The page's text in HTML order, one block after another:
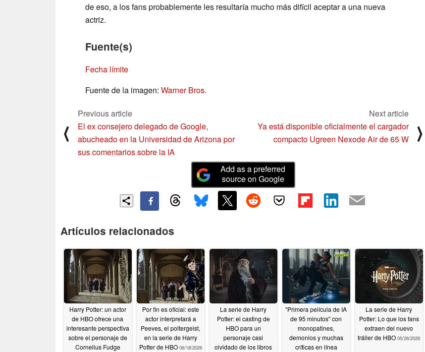
de eso, a los fans probablemente les resultaría mucho más difícil aceptar a una nueva
actriz.
Fuente(s)
Fecha límite
Fuente de la imagen: Warner Bros.
⟨
Previous article
El ex consejero delegado de Google,
abucheado en la Universidad de Arizona por
sus comentarios sobre la IA
Next article
Ya está disponible oficialmente el cargador
compacto Ugreen Nexode Air de 65 W
⟩
Add as a preferred
source on Google
Artículos relacionados
Harry Potter: un actor
de HBO ofrece una
interesante perspectiva
sobre el personaje de
Cornelius Fudge
Por fin es oficial: este
actor interpretará a
Peeves, el poltergeist,
en la serie de Harry
Potter de HBO 06/18/2026
La serie de Harry
Potter: el casting de
HBO para un
personaje casi
olvidado de los libros
"Primera película de IA
de 95 minutos" con
monopatines,
demonios y muchas
críticas en línea
La serie de Harry
Potter: Lo que los fans
extraen del nuevo
tráiler de HBO 05/26/2026